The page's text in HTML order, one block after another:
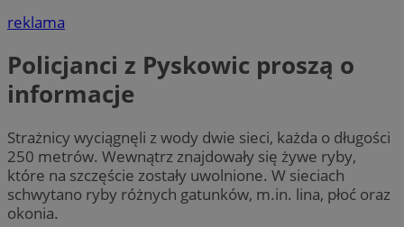
reklama
Policjanci z Pyskowic proszą o
informacje
Strażnicy wyciągnęli z wody dwie sieci, każda o długości
250 metrów. Wewnątrz znajdowały się żywe ryby,
które na szczęście zostały uwolnione. W sieciach
schwytano ryby różnych gatunków, m.in. lina, płoć oraz
okonia.